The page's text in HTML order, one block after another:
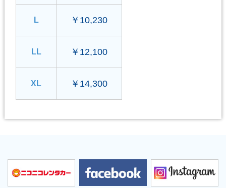
L ￥10,230
LL ￥12,100
XL ￥14,300